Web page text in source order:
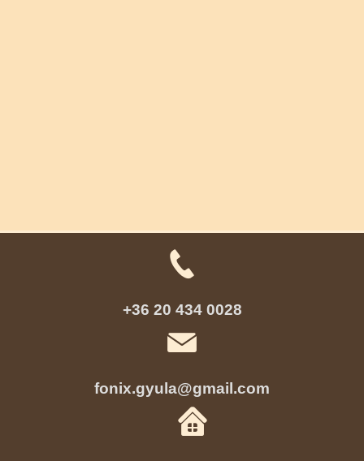
+36 20 434 0028
fonix.gyula@gmail.com